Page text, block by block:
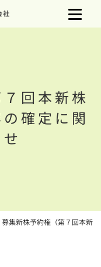
回本新株
確定に関
募集新株予約権（第７回本新